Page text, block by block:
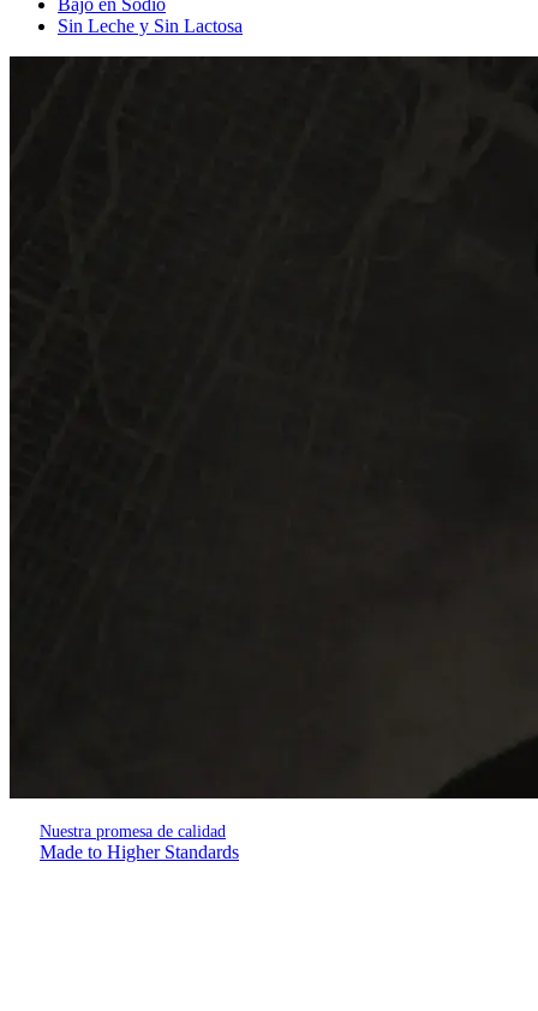
Sin Leche y Sin Lactosa
Nuestra promesa de calidad
Made to Higher Standards